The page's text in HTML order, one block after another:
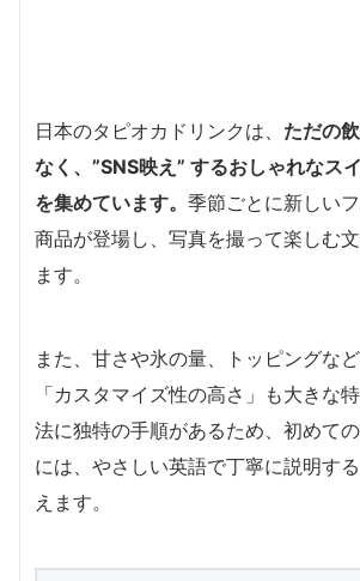
日本のタピオカドリンクは、 ただの
なく、”SNS映え” するおしゃれなス
を集めています。 季節ごとに新しい
商品が登場し、写真を撮って楽しむ
ます。
また、甘さや氷の量、トッピングな
「カスタマイズ性の高さ」も大きな
法に独特の手順があるため、初めて
には、やさしい英語で丁寧に説明す
えます。